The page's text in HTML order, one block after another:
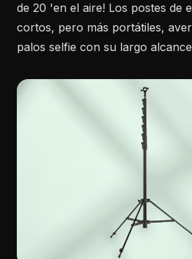
de 20 'en el aire! Los postes de
cortos, pero más portátiles,
palos selfie con su largo